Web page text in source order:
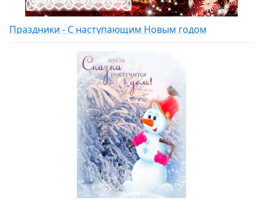
Праздники - С наступающим Новым годом